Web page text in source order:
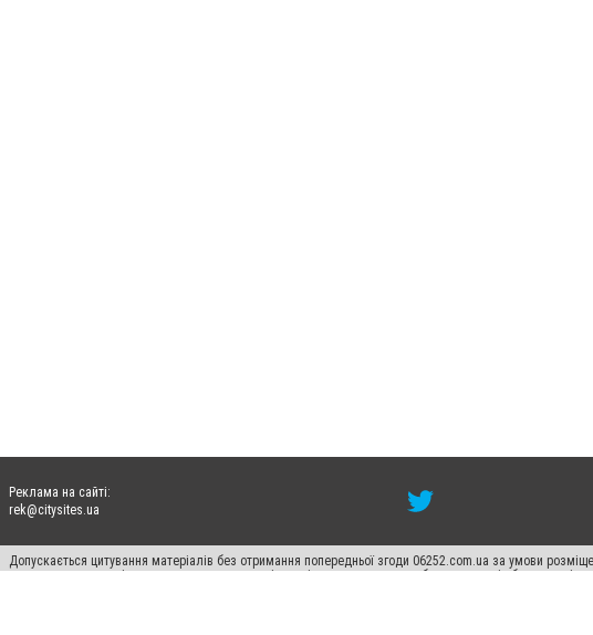
Реклама на сайті:
rek@citysites.ua
Допускається цитування матеріалів без отримання попередньої згоди 06252.com.ua за умови
пошукових систем гіперпосилання на цитовані статті не нижче другого абзацу в тексті або в